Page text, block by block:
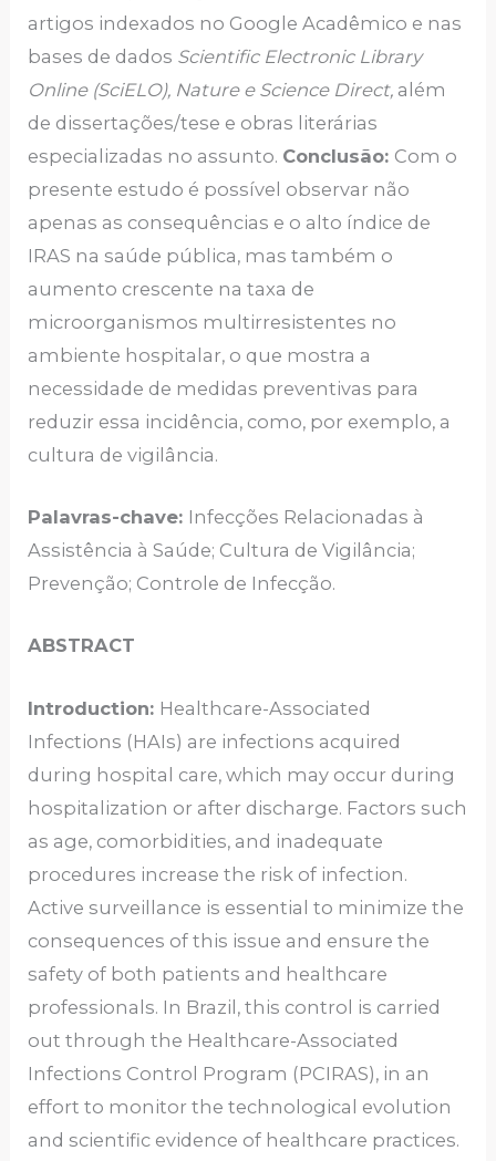
artigos indexados no Google Acadêmico e nas
bases de dados Scientific Electronic Library
Online (SciELO), Nature e Science Direct, além
de dissertações/tese e obras literárias
especializadas no assunto. Conclusão: Com o
presente estudo é possível observar não
apenas as consequências e o alto índice de
IRAS na saúde pública, mas também o
aumento crescente na taxa de
microorganismos multirresistentes no
ambiente hospitalar, o que mostra a
necessidade de medidas preventivas para
reduzir essa incidência, como, por exemplo, a
cultura de vigilância.
Palavras-chave: Infecções Relacionadas à
Assistência à Saúde; Cultura de Vigilância;
Prevenção; Controle de Infecção.
ABSTRACT
Introduction: Healthcare-Associated
Infections (HAIs) are infections acquired
during hospital care, which may occur during
hospitalization or after discharge. Factors such
as age, comorbidities, and inadequate
procedures increase the risk of infection.
Active surveillance is essential to minimize the
consequences of this issue and ensure the
safety of both patients and healthcare
professionals. In Brazil, this control is carried
out through the Healthcare-Associated
Infections Control Program (PCIRAS), in an
effort to monitor the technological evolution
and scientific evidence of healthcare practices.